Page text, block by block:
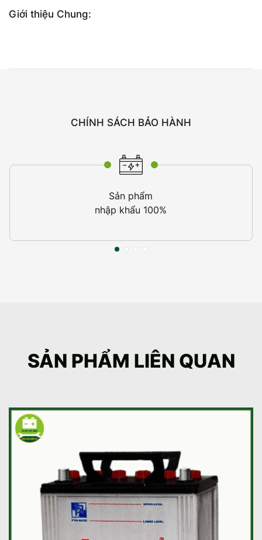
Giới thiệu Chung:
CHÍNH SÁCH BẢO HÀNH
Sản phẩm
nhập khẩu 100%
SẢN PHẨM LIÊN QUAN